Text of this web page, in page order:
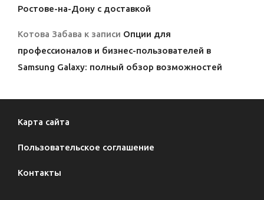
Ростове-на-Дону с доставкой
Котова Забава к записи Опции для
профессионалов и бизнес-пользователей в
Samsung Galaxy: полный обзор возможностей
Карта сайта
Пользовательское соглашение
Контакты